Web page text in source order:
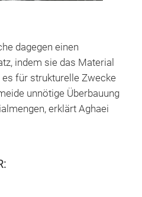
dagegen einen
indem sie das Material
für strukturelle Zwecke
unnötige Überbauung
erklärt Aghaei